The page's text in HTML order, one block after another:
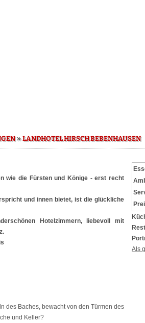
»LANDHOTEL HIRSCH BEBENHAUSEN
wie die Fürsten und Könige - erst recht
und innen bietet, ist die glückliche
Hotelzimmern, liebevoll mit
des Baches, bewacht von den Türmen des
und Keller?
Als